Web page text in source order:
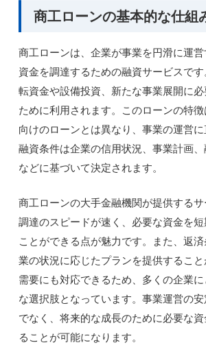
商工ローンの基本的な仕組
商工ローンは、企業が事業を円滑に運
資金を調達するための融資サービスで
転資金や設備投資、新たな事業展開に
ために利用されます。このローンの特
向けのローンとは異なり、事業の運営に
融資条件は企業の信用状況、事業計画
などに基づいて決定されます。
商工ローンの大手金融機関が提供する
調達のスピードが速く、必要な資金を
ことができる点が魅力です。また、返
業の状況に応じたプランを提供するこ
需要にも対応できるため、多くの企業
な選択肢となっています。事業運営の
でなく、将来的な成長のために必要な
ることが可能になります。